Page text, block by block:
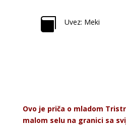
 Uvez: Meki
Ovo je priča o mladom
malom selu na granici sa